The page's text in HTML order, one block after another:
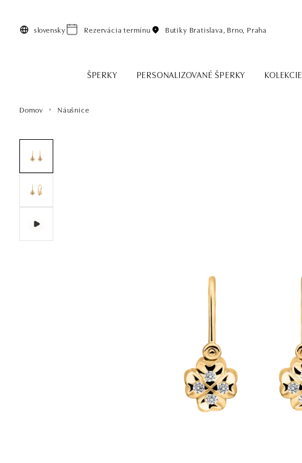
slovensky Rezervácia termínu Butiky Bratislava, Brno, Praha
ŠPERKY PERSONALIZOVANÉ ŠPERKY KOLEKCIE
Domov Náušnice